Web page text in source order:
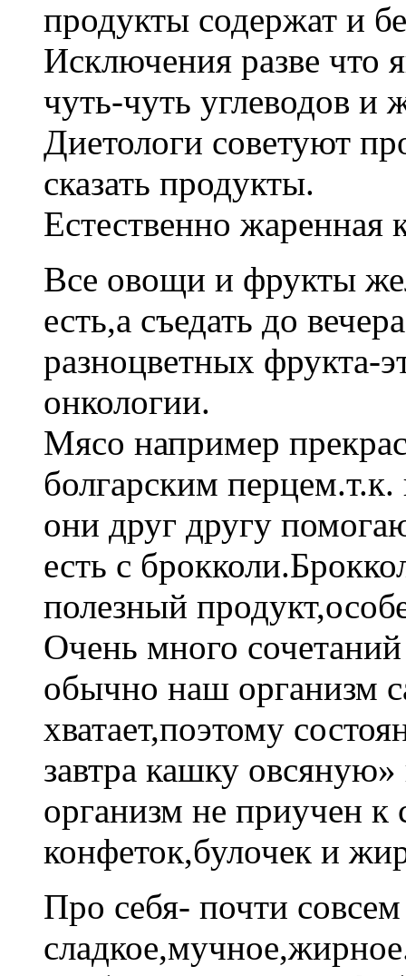
продукты содержат и
Исключения разве что
чуть-чуть углеводов и
Диетологи советуют
сказать продукты.
Естественно жаренная
Все овощи и фрукты
есть,а съедать до
разноцветных фрукта-
онкологии.
Мясо например
болгарским
они друг другу
есть с
полезный
Очень много
обычно наш организм
хватает,поэтому
завтра кашку
организм не приучен к
конфеток,булочек и
Про себя- почти